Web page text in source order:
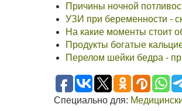
Причины ночной
УЗИ при беременности -
На какие моменты стоит
Продукты богатые
Перелом шейки бедра -
Специально для: